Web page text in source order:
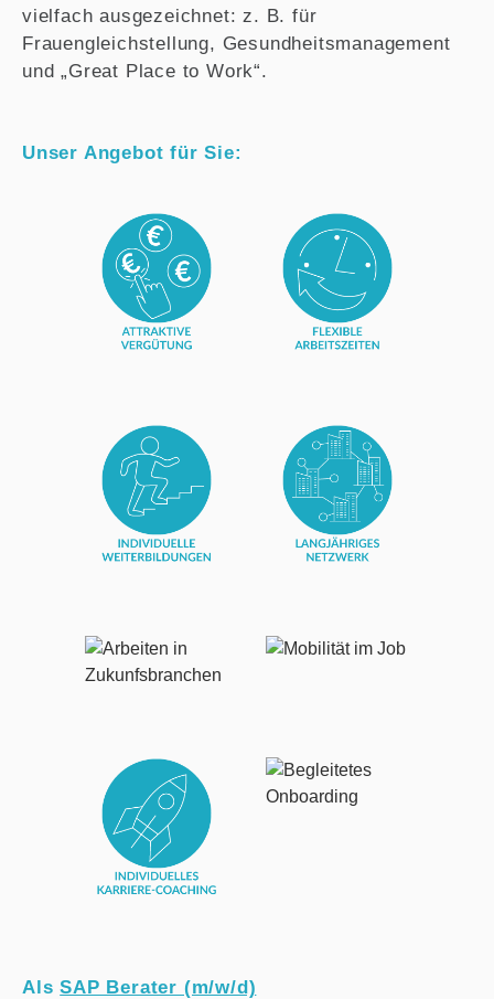
vielfach ausgezeichnet: z. B. für
Frauengleichstellung, Gesundheitsmanagement
und „Great Place to Work“.
Unser Angebot für Sie:
AlsSAP Berater (m/w/d)